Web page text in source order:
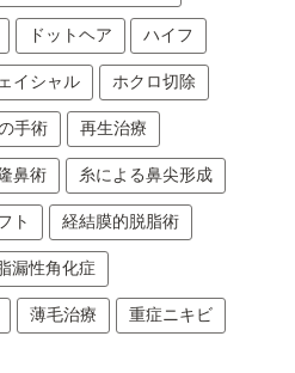
ドットヘア ハイフ
イシャル ホクロ切除
手術 再生治療
鼻術 糸による鼻尖形成
ト 経結膜的脱脂術
漏性角化症
薄毛治療 重症ニキビ